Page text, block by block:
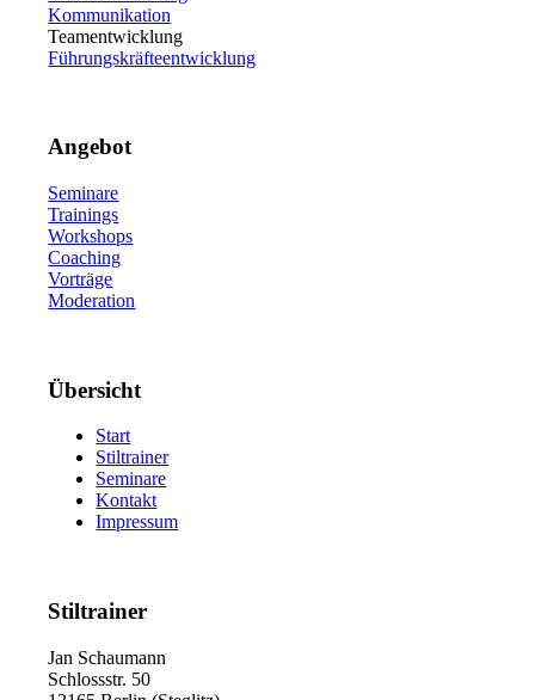
Kommunikation
Teamentwicklung
Führungskräfteentwicklung
Angebot
Seminare
Trainings
Workshops
Coaching
Vorträge
Moderation
Übersicht
Start
Stiltrainer
Seminare
Kontakt
Impressum
Stiltrainer
Jan Schaumann
Schlossstr. 50